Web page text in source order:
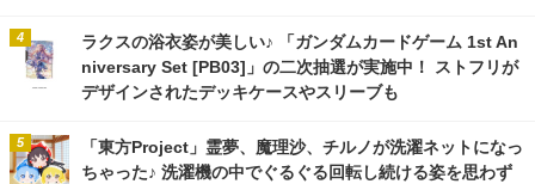
ラクスの浴衣姿が美しい♪ 「ガンダムカードゲーム 1st An
niversary Set [PB03]」の二次抽選が実施中！ ストフリが
デザインされたデッキケースやスリーブも
「東方Project」霊夢、魔理沙、チルノが洗濯ネットになっ
ちゃった♪ 洗濯機の中でぐるぐる回転し続ける姿を思わず